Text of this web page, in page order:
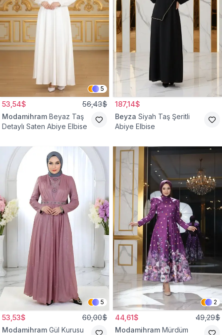
5
53,54$ 56,43$
Modamihram Beyaz Taş
Detaylı Saten Abiye Elbise
187,14$
Beyza Siyah Taş Şeritli
Abiye Elbise
5
53,53$ 60,00$
Modamihram Gül Kurusu
2
44,61$ 49,29$
Modamihram Mürdüm